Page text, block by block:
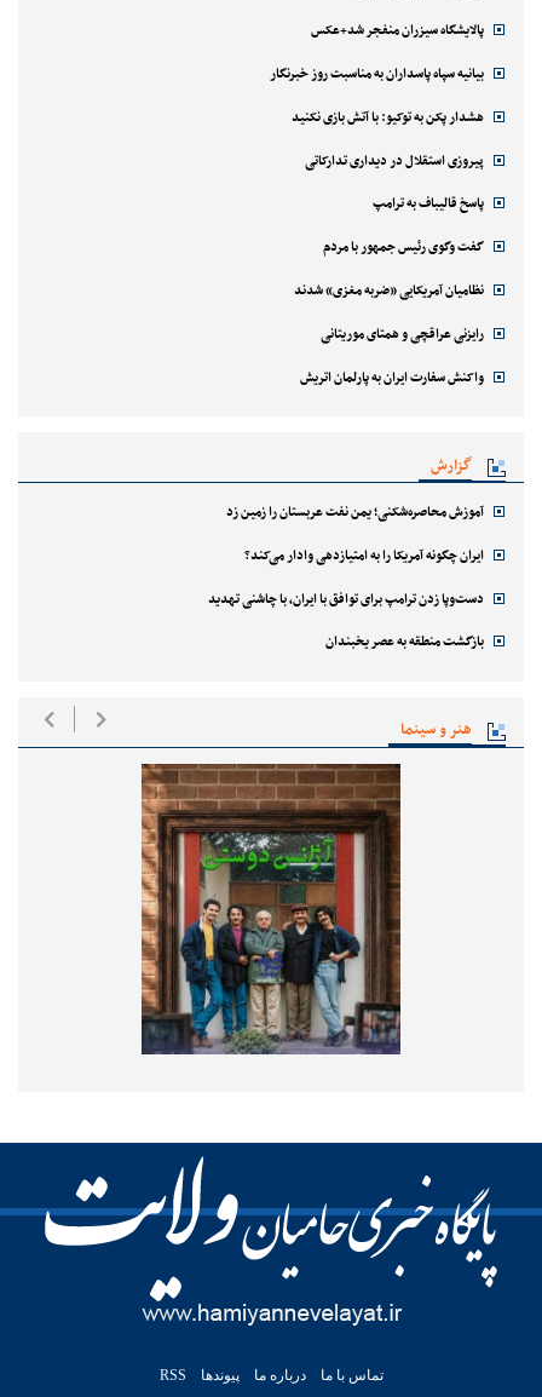
پالایشگاه سیزران منفجر شد+عکس
بیانیه سپاه پاسداران به مناسبت روز خبرنگار
هشدار پکن به توکیو: با آتش بازی نکنید
پیروزی استقلال در دیداری تدارکاتی
پاسخ قالیباف به ترامپ
گفت وگوی رئیس جمهور با مردم
نظامیان آمریکایی «ضربه مغزی» شدند
رایزنی عراقچی و همتای موریتانی
واکنش سفارت ایران به پارلمان اتریش
گزارش
آموزش محاصره‌شکنی؛ یمن نفت عربستان را زمین زد
ایران چگونه آمریکا را به امتیازدهی وادار می‌کند؟
دست‌وپا زدن ترامپ برای توافق با ایران، با چاشنی تهدید
بازگشت منطقه به عصر یخبندان
هنر و سینما
تماس با ما درباره ما پیوندها RSS